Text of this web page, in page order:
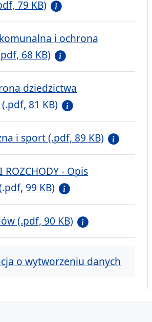
79 KB)
i ochrona
68 KB)
dziedzictwa
81 KB)
i sport (.pdf, 89 KB)
ROZCHODY - Opis
99 KB)
(.pdf, 90 KB)
o wytworzeniu danych